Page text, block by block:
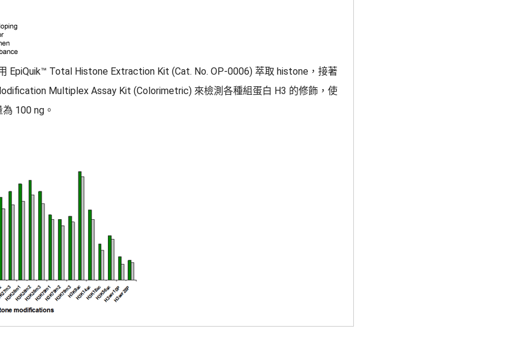
EpiQuik™ Total Histone Extraction Kit (Cat. No. OP-0006) 萃取 histone，接著
Multiplex Assay Kit (Colorimetric) 來檢測各種組蛋白 H3 的修飾，使
100 ng。